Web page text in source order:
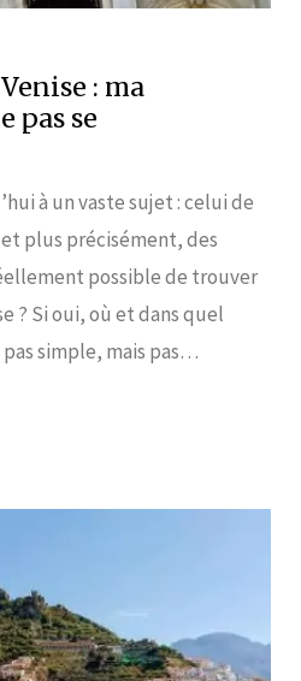
: ma
pas se
à un vaste sujet : celui de
plus précisément, des
possible de trouver
? Si oui, où et dans quel
simple, mais pas…